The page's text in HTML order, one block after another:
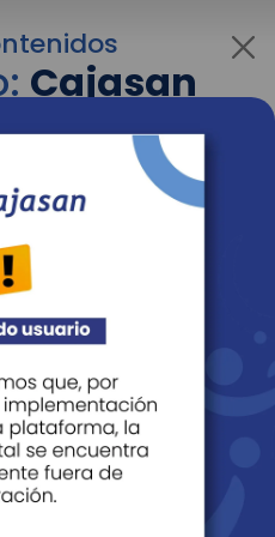
Cajasan
de tu interés más
el menú